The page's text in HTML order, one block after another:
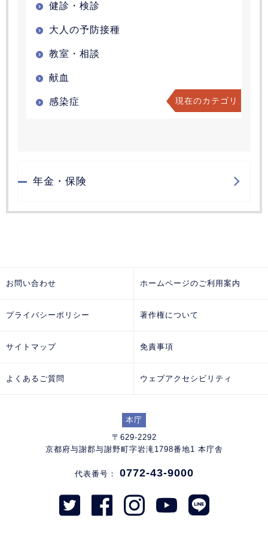
健診・検診
大人の予防接種
教室・相談
献血
感染症 現在のカテゴリ
年金・保険
本庁
〒629-2292
京都府与謝郡与謝野町字岩滝1798番地1 本庁舎
代表番号： 0772-43-9000
お問い合わせ ホームページのご利用案内
プライバシーポリシー 著作権について
サイトマップ 免責事項
よくあるご質問 ウェブアクセシビリティ